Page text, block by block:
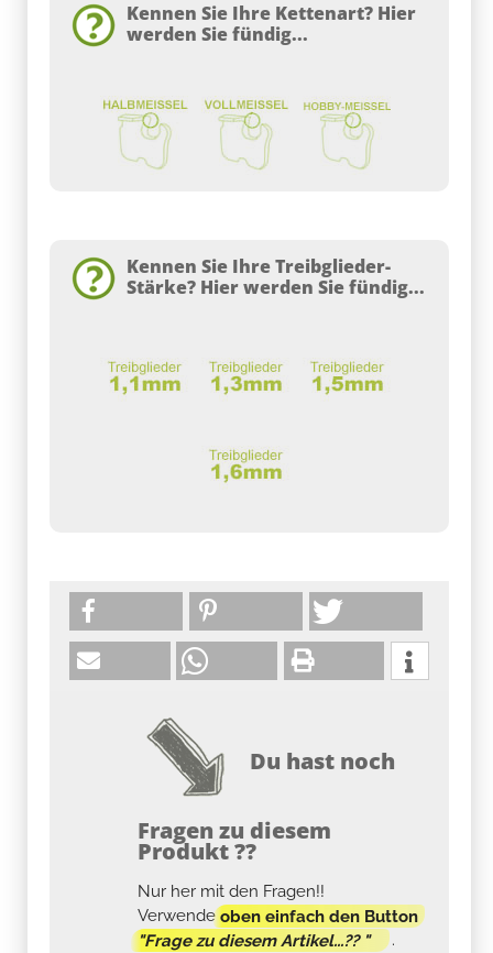
Kennen Sie Ihre Kettenart? Hier
werden Sie fündig...
Kennen Sie Ihre Treibglieder-
Stärke? Hier werden Sie fündig...
Du hast noch
Fragen zu diesem
Produkt ??
Nur her mit den Fragen!!
Verwendeoben einfach den Button
"Frage zu diesem Artikel...?? "
.